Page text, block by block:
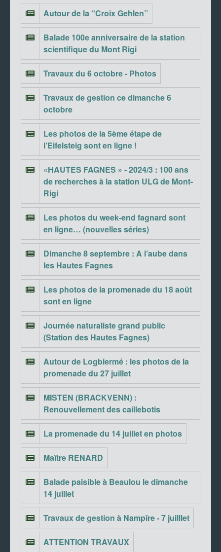
Autour de la “Croix Gehlen”
Balade 100e anniversaire de la station
scientifique du Mont Rigi
Travaux du 6 octobre - Photos
Travaux de gestion ce dimanche 6
octobre
Les photos de la 5ème étape de
l’Eifelsteig sont en ligne !
«HAUTES FAGNES » - 2024/3 : 100 ans
de recherches à la station ULG de Mont-
Rigi
Les photos du week-end fagnard sont
en ligne… (nouvelles séries)
Dimanche 8 septembre : A l’aube dans
les Hautes Fagnes
Les photos de la promenade du 18 août
sont en ligne
Journée naturaliste grand public
(Station des Hautes Fagnes)
Autour de Logbiermé : les photos de la
promenade du 27 juillet
MISTEN (BRACKVENN) :
Renouvellement des caillebotis
La promenade du 14 juillet en photos
Maître RENARD
Balade paisible à Beaulou le dimanche
14 juillet
Travaux de gestion à Nampîre - 7 juilllet
ATTENTION TRAVAUX